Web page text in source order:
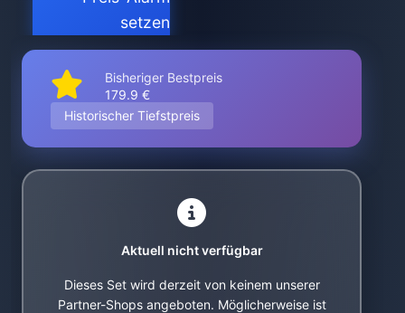
setzen
Bisheriger Bestpreis
179.9 €
Historischer Tiefstpreis
Aktuell nicht verfügbar
Dieses Set wird derzeit von keinem unserer
Partner-Shops angeboten. Möglicherweise ist